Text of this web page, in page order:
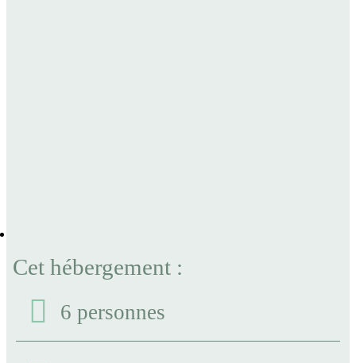
Cet hébergement :
6 personnes